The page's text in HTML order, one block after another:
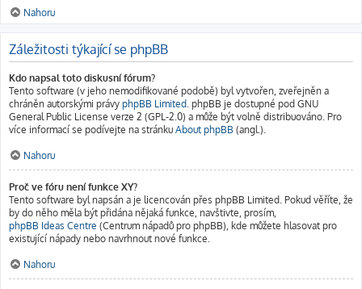
Nahoru
Záležitosti týkající se phpBB
Kdo napsal toto diskusní fórum?
Tento software (v jeho nemodifikované podobě) byl vytvořen, zveřejněn a
chráněn autorskými právy phpBB Limited. phpBB je dostupné pod GNU
General Public License verze 2 (GPL-2.0) a může být volně distribuováno. Pro
více informací se podívejte na stránku About phpBB (angl.).
Nahoru
Proč ve fóru není funkce XY?
Tento software byl napsán a je licencován přes phpBB Limited. Pokud věříte, že
by do něho měla být přidána nějaká funkce, navštivte, prosím,
phpBB Ideas Centre (Centrum nápadů pro phpBB), kde můžete hlasovat pro
existující nápady nebo navrhnout nové funkce.
Nahoru